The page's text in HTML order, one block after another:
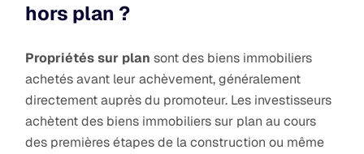
hors plan ?
Propriétés sur plan sont des biens immobiliers
achetés avant leur achèvement, généralement
directement auprès du promoteur. Les investisseurs
achètent des biens immobiliers sur plan au cours
des premières étapes de la construction ou même